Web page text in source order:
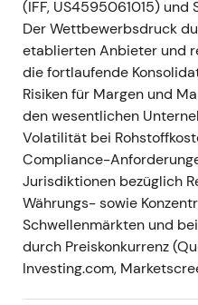
Profitabilität, schlug
vor und verwies
vorangegangene
überwunden sei[2],
Narrativ:Die
„profitable
gewannen
Integrations- und
Managements.
Technik:
Kursanstieg auf
und bekräftigten
(IFF, US4595061015) und
Der Wettbewerbsdruck
etablierten Anbieter und
die fortlaufende
Risiken für Margen und
den wesentlichen
Volatilität bei
Compliance-
Jurisdiktionen bezüglich
Währungs- sowie
Schwellenmärkten und
durch Preiskonkurrenz
Investing.com,